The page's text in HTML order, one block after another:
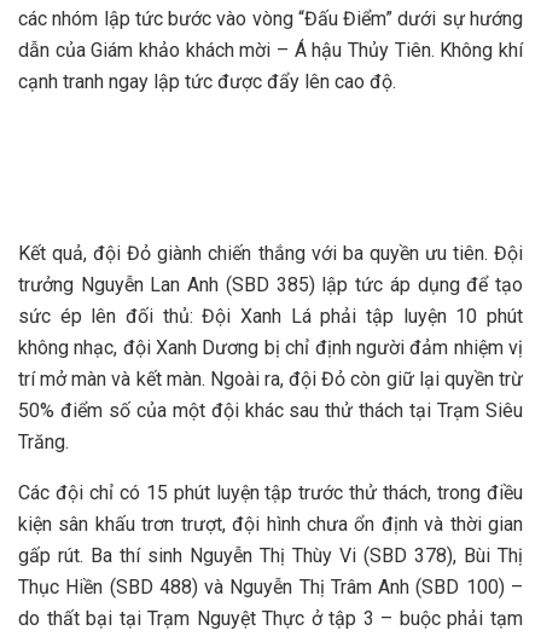
các nhóm lập tức bước vào vòng “Đấu Điểm” dưới sự hướng
dẫn của Giám khảo khách mời – Á hậu Thủy Tiên. Không khí
cạnh tranh ngay lập tức được đẩy lên cao độ.
Kết quả, đội Đỏ giành chiến thắng với ba quyền ưu tiên. Đội
trưởng Nguyễn Lan Anh (SBD 385) lập tức áp dụng để tạo
sức ép lên đối thủ: Đội Xanh Lá phải tập luyện 10 phút
không nhạc, đội Xanh Dương bị chỉ định người đảm nhiệm vị
trí mở màn và kết màn. Ngoài ra, đội Đỏ còn giữ lại quyền trừ
50% điểm số của một đội khác sau thử thách tại Trạm Siêu
Trăng.
Các đội chỉ có 15 phút luyện tập trước thử thách, trong điều
kiện sân khấu trơn trượt, đội hình chưa ổn định và thời gian
gấp rút. Ba thí sinh Nguyễn Thị Thùy Vi (SBD 378), Bùi Thị
Thục Hiền (SBD 488) và Nguyễn Thị Trâm Anh (SBD 100) –
do thất bại tại Trạm Nguyệt Thực ở tập 3 – buộc phải tạm